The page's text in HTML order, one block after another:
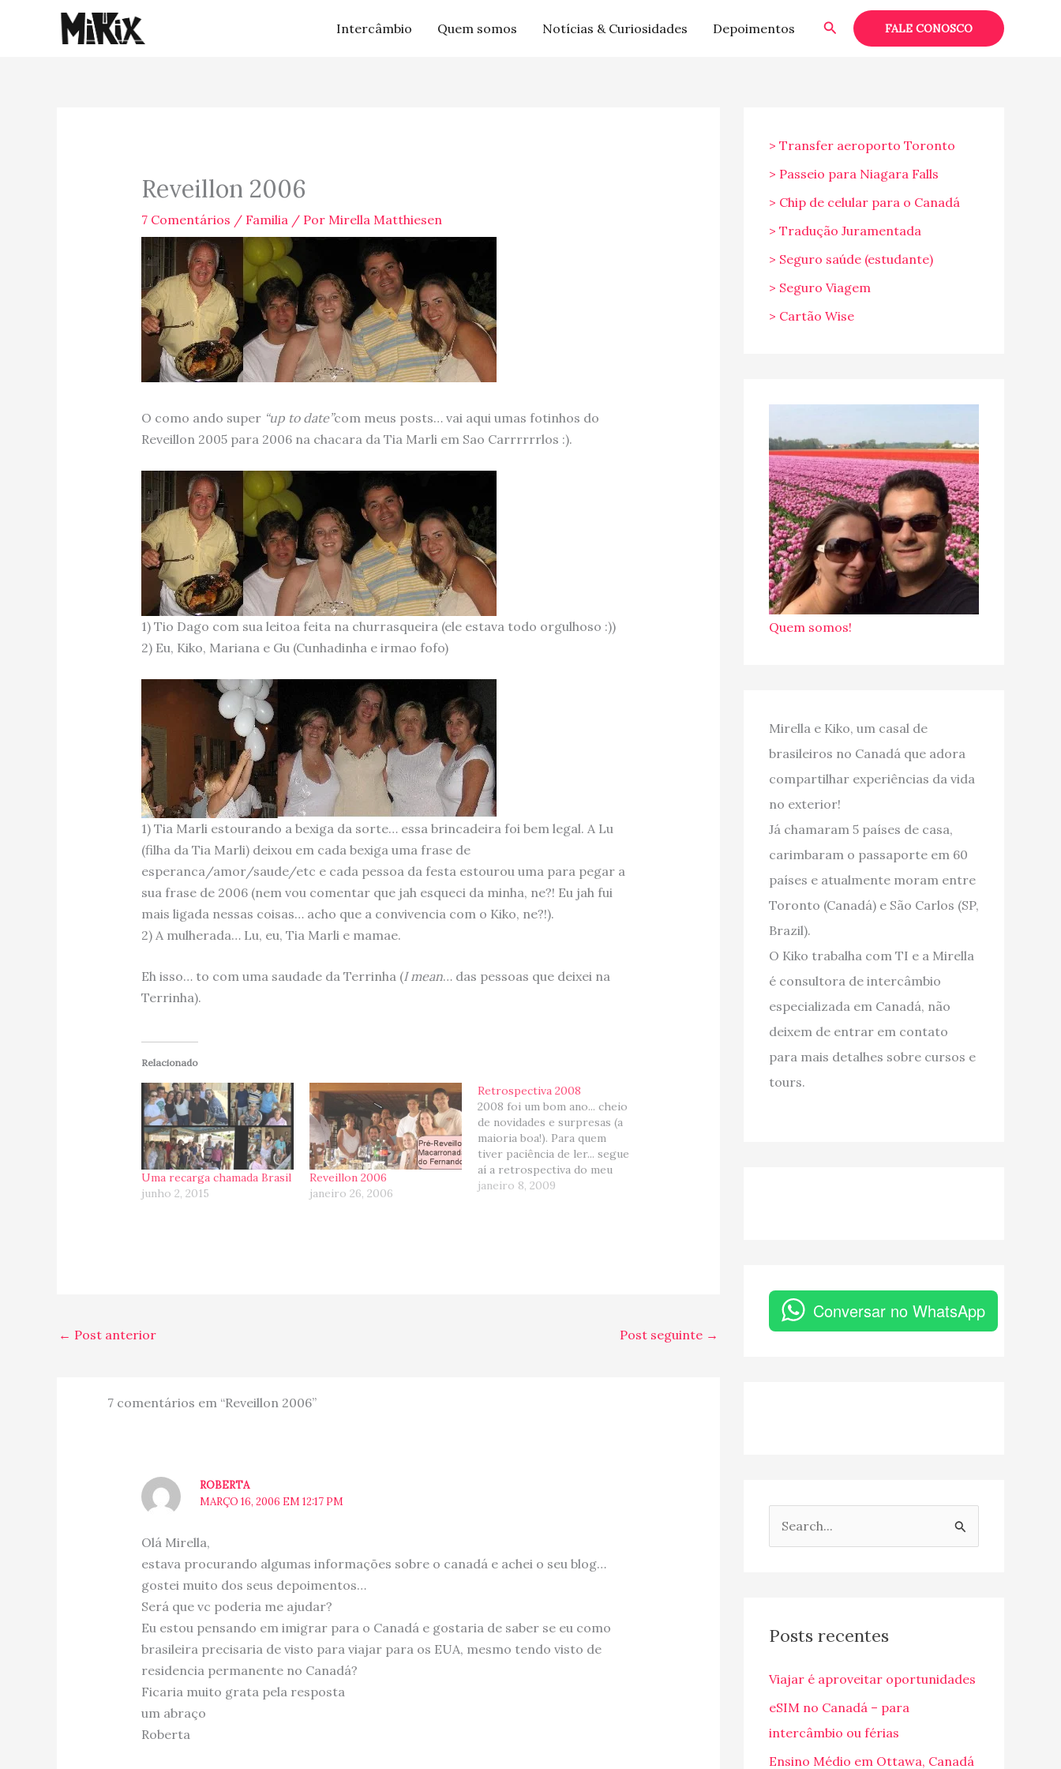
Intercâmbio Quem somos Notícias & Curiosidades Depoimentos PesquisarFALE CONOSCO
Reveillon 2006
7 Comentários / Familia/ Por Mirella Matthiesen
O como ando super “up to date”com meus posts… vai aqui umas fotinhos do
Reveillon 2005 para 2006 na chacara da Tia Marli em Sao Carrrrrrlos :).
1) Tio Dago com sua leitoa feita na churrasqueira (ele estava todo orgulhoso :))
2) Eu, Kiko, Mariana e Gu (Cunhadinha e irmao fofo)
1) Tia Marli estourando a bexiga da sorte… essa brincadeira foi bem legal. A Lu
(filha da Tia Marli) deixou em cada bexiga uma frase de
esperanca/amor/saude/etc e cada pessoa da festa estourou uma para pegar a
sua frase de 2006 (nem vou comentar que jah esqueci da minha, ne?! Eu jah fui
mais ligada nessas coisas… acho que a convivencia com o Kiko, ne?!).
2) A mulherada… Lu, eu, Tia Marli e mamae.
Eh isso… to com uma saudade da Terrinha (I mean… das pessoas que deixei na
Terrinha).
Relacionado
Uma recarga chamada Brasil
junho 2, 2015
Reveillon 2006
janeiro 26, 2006
Retrospectiva 2008
2008 foi um bom ano... cheio
de novidades e surpresas (a
maioria boa!). Para quem
tiver paciência de ler... segue
aí a retrospectiva do meu
ano... Janeiro... Passamos o
janeiro 8, 2009
← Post anterior Post seguinte →
7 comentários em “Reveillon 2006”
ROBERTA
MARÇO 16, 2006 EM 12:17 PM
Olá Mirella,
estava procurando algumas informações sobre o canadá e achei o seu blog…
gostei muito dos seus depoimentos…
Será que vc poderia me ajudar?
Eu estou pensando em imigrar para o Canadá e gostaria de saber se eu como
brasileira precisaria de visto para viajar para os EUA, mesmo tendo visto de
residencia permanente no Canadá?
Ficaria muito grata pela resposta
um abraço
Roberta
> Transfer aeroporto Toronto
> Passeio para Niagara Falls
> Chip de celular para o Canadá
> Tradução Juramentada
> Seguro saúde (estudante)
> Seguro Viagem
> Cartão Wise
Quem somos!
Mirella e Kiko, um casal de
brasileiros no Canadá que adora
compartilhar experiências da vida
no exterior!
Já chamaram 5 países de casa,
carimbaram o passaporte em 60
países e atualmente moram entre
Toronto (Canadá) e São Carlos (SP,
Brazil).
O Kiko trabalha com TI e a Mirella
é consultora de intercâmbio
especializada em Canadá, não
deixem de entrar em contato
para mais detalhes sobre cursos e
tours.
Conversar no WhatsApp
u
s
a
r
p
Posts recentes
Viajar é aproveitar oportunidades
eSIM no Canadá – para
intercâmbio ou férias
Ensino Médio em Ottawa, Canadá